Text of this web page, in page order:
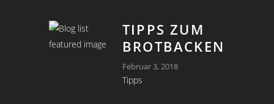
TIPPS ZUM
BROTBACKEN
Februar 3, 2018
Tipps